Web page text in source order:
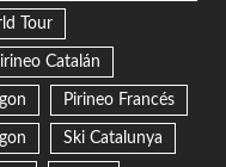
Tour
Catalán
Pirineo Francés
Ski Catalunya